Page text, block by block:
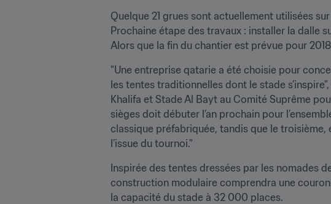
Quelque 21 grues sont actuellement utilisées
Prochaine étape des travaux : installer la dalle
Alors que la fin du chantier est prévue pour
"Une entreprise qatarie a été choisie pour
les tentes traditionnelles dont le stade
Khalifa et Stade Al Bayt au Comité Suprême
sièges doit débuter l’an prochain pour
classique préfabriquée, tandis que le
l’issue du tournoi."
Inspirée des tentes dressées par les nomades
construction modulaire comprendra une
la capacité du stade à 32 000 places.